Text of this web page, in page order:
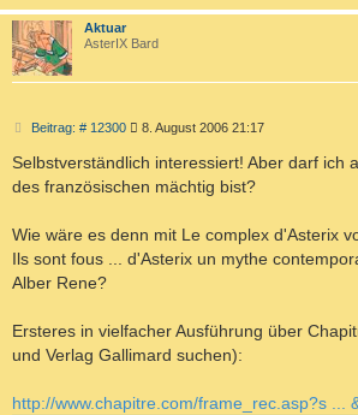
Aktuar
AsterIX Bard
Beitrag: # 12300B
i
r
8. August 2006 21:17
Selbstverständlich interessiert! Aber darf ich
des französischen mächtig bist?
Wie wäre es denn mit Le complex d'Asterix
Ils sont fous ... d'Asterix un mythe
Alber Rene?
Ersteres in vielfacher Ausführung über
und Verlag Gallimard suchen):
http://www.chapitre.com/frame_rec.asp?s ...